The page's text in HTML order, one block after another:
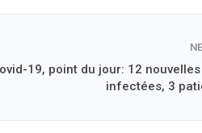
19, point du jour: 12
infectées, 3